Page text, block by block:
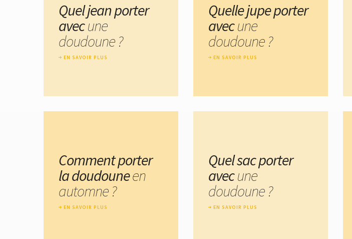
Quel jean porter
avecune
doudoune ?
EN SAVOIR PLUS
Quelle jupe porter
avecune
doudoune ?
EN SAVOIR PLUS
Comment porter
la doudouneen
automne ?
EN SAVOIR PLUS
Quel sac porter
avecune
doudoune ?
EN SAVOIR PLUS